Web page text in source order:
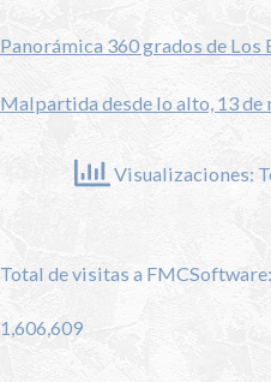
Panorámica 360 grados de Los
Malpartida desde lo alto, 13 de
Visualizaciones:
Total de visitas a FMCSoftware:
1,606,609